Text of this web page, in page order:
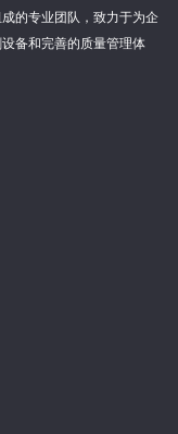
的专业团队，致力于为企
备和完善的质量管理体